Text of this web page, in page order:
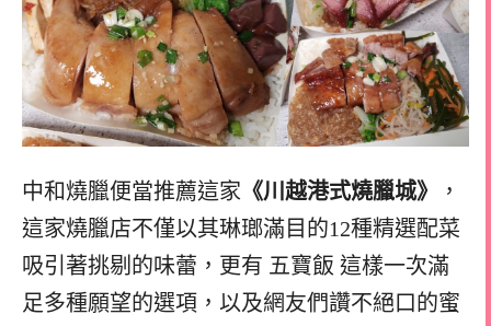
中和燒臘便當推薦這家 《川越港式燒臘城》
，
這家燒臘店不僅以其琳瑯滿目的12種精選配菜
吸引著挑剔的味蕾，更有 五寶飯 這樣一次滿
足多種願望的選項，以及網友們讚不絕口的蜜